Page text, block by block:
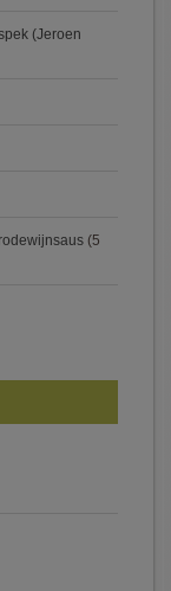
(Jeroen
(5